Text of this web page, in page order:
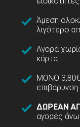
Άμεση
λιγότερο
Αγορά
κάρτα.
ΜΟΝΟ 3,80€
επιβάρυνση
ΔΩΡΕΑΝ
αγορές